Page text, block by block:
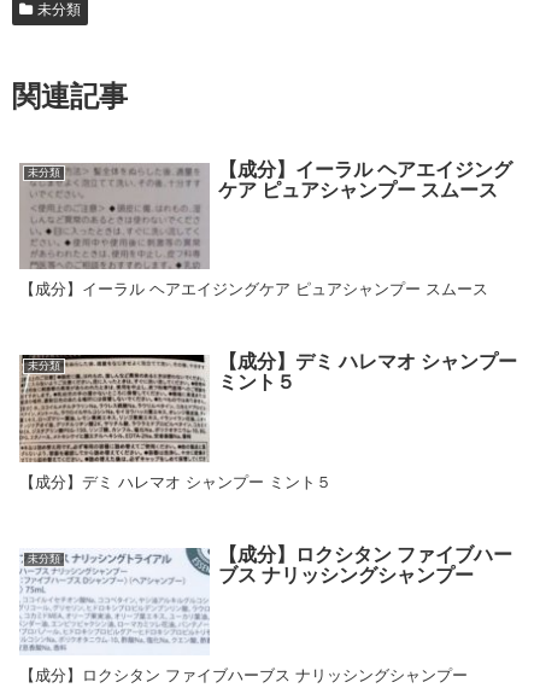
未分類
関連記事
未分類
【成分】イーラル ヘアエイジング
ケア ピュアシャンプー スムース
【成分】イーラル ヘアエイジングケア ピュアシャンプー スムース
未分類
【成分】デミ ハレマオ シャンプー
ミント５
【成分】デミ ハレマオ シャンプー ミント５
未分類
【成分】ロクシタン ファイブハー
ブス ナリッシングシャンプー
【成分】ロクシタン ファイブハーブス ナリッシングシャンプー